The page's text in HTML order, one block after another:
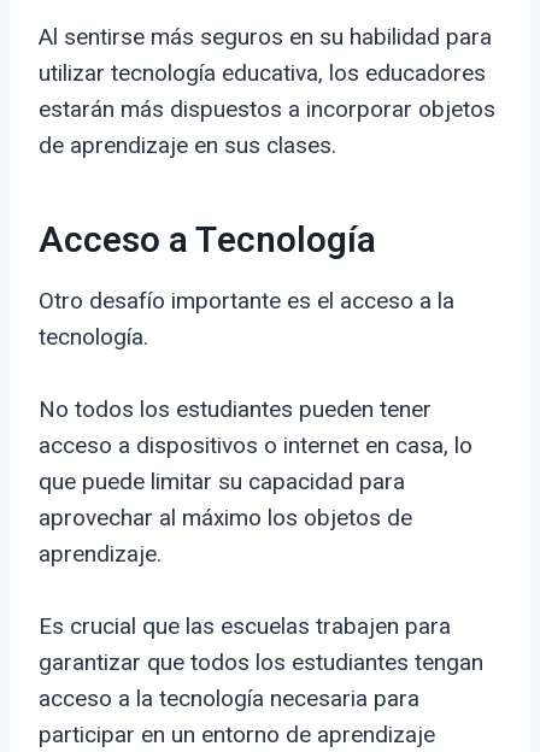
Al sentirse más seguros en su habilidad para
utilizar tecnología educativa, los educadores
estarán más dispuestos a incorporar objetos
de aprendizaje en sus clases.
Acceso a Tecnología
Otro desafío importante es el acceso a la
tecnología.
No todos los estudiantes pueden tener
acceso a dispositivos o internet en casa, lo
que puede limitar su capacidad para
aprovechar al máximo los objetos de
aprendizaje.
Es crucial que las escuelas trabajen para
garantizar que todos los estudiantes tengan
acceso a la tecnología necesaria para
participar en un entorno de aprendizaje